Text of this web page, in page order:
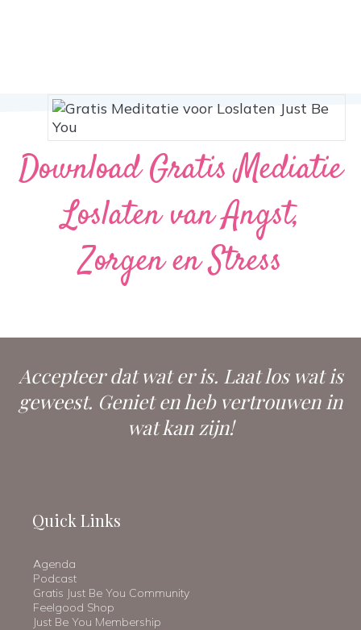
Download Gratis Mediatie
Loslaten van Angst,
Zorgen en Stress
Accepteer dat wat er is. Laat los wat is
geweest. Geniet en heb vertrouwen in
wat kan zijn!
Quick Links
Agenda
Podcast
Gratis Just Be You Community
Feelgood Shop
Just Be You Membership